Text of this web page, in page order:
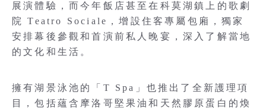
展演體驗，而今年飯店甚至在科莫湖鎮上的歌劇
院 Teatro Sociale，增設住客專屬包廂，獨家
安排幕後參觀和首演前私人晚宴，深入了解當地
的文化和生活。
擁有湖景泳池的「T Spa」也推出了全新護理項
目，包括蘊含摩洛哥堅果油和天然膠原蛋白的煥